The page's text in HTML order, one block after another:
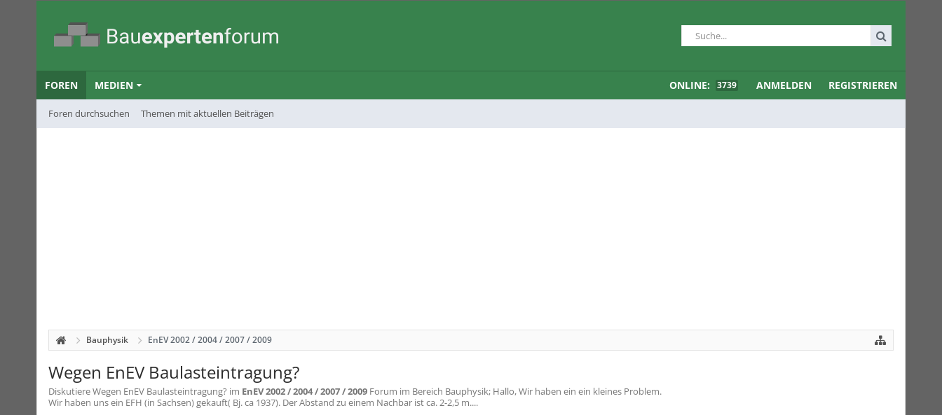
FOREN
Foren durchsuchen Themen mit aktuellen Beiträgen
MEDIEN ONLINE: 3739 ANMELDEN REGISTRIEREN
Bauphysik EnEV 2002 / 2004 / 2007 / 2009
Wegen EnEV Baulasteintragung?
DiskutiereWegen EnEV Baulasteintragung? im EnEV 2002 / 2004 / 2007 / 2009 Forum im Bereich Bauphysik; Hallo, Wir haben ein ein kleines Problem.
Wir haben uns ein EFH (in Sachsen) gekauft( Bj. ca 1937). Der Abstand zu einem Nachbar ist ca. 2-2,5 m....